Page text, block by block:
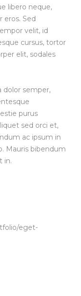
libero neque,
eros. Sed
velit, id
cursus, tortor
elit, sodales
dolor semper,
purus
sed orci et,
ac ipsum in
Mauris bibendum
in.
eget-